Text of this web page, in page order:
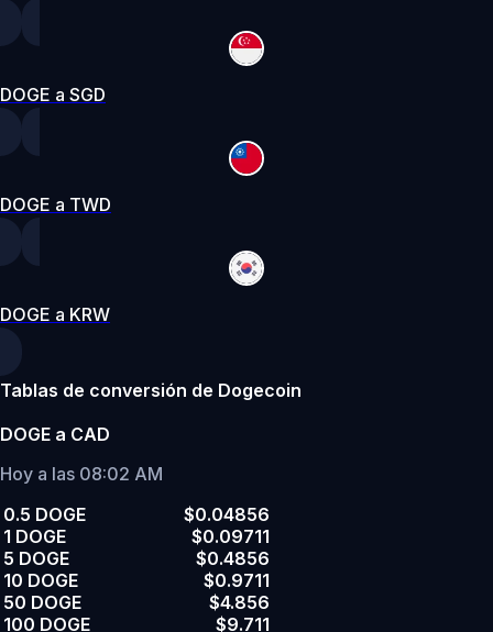
DOGE a SGD
DOGE a TWD
DOGE a KRW
Tablas de conversión de Dogecoin
DOGE a CAD
Hoy a las 08:02 AM
0.5 DOGE
$0.04856
1 DOGE
$0.09711
5 DOGE
$0.4856
10 DOGE
$0.9711
50 DOGE
$4.856
100 DOGE
$9.711